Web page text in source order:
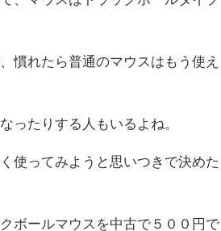
慣れたら普通のマウスはもう使え
ったりする人もいるよね。
使ってみようと思いつきで決めた
ボールマウスを中古で５００円で